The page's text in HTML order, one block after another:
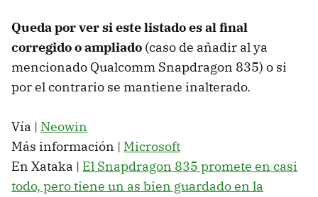
Queda por ver si este listado es al final
corregido o ampliado (caso de añadir al ya
mencionado Qualcomm Snapdragon 835) o si
por el contrario se mantiene inalterado.
Vía | Neowin
Más información | Microsoft
En Xataka | El Snapdragon 835 promete en casi
todo, pero tiene un as bien guardado en la